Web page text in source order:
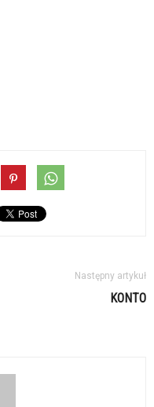
Następny artykuł
KONTO